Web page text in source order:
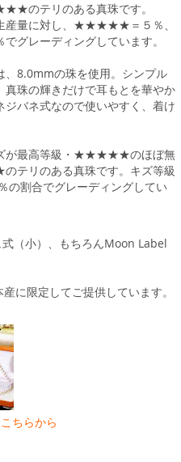
のテリのある真珠です。
産量に対し、★★★★★＝５％、
レーディングしています。
、8.0mmの珠を使用。シンプル
珠の輝きだけで耳もとを華やか
バネ式なので使いやすく、着け
ズが最高等級・★★★★★のほぼ無
テリのある真珠です。キズ等級
の割合でグレーディングしてい
（小）、もちろんMoon Label
に限定してご提供しています。
ちらから